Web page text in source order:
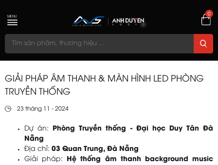
0
MENU
GIẢI PHÁP ÂM THANH & MÀN HÌNH LED PHÒNG
TRUYỀN THỐNG
23 tháng 11 - 2024
Dự án:
Phòng Truyền thống - Đại học Duy Tân Đà
Nẵng
Địa chỉ: 03 Quan Trung, Đà Nẵng
Giải pháp:
Hệ thống âm thanh background music